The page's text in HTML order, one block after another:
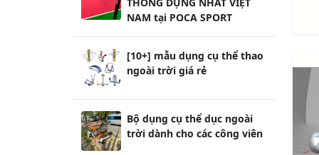
NAM tại POCA SPORT
[10+] mẫu dụng cụ thể thao
ngoài trời giá rẻ
Bộ dụng cụ thể dục ngoài
trời dành cho các công viên